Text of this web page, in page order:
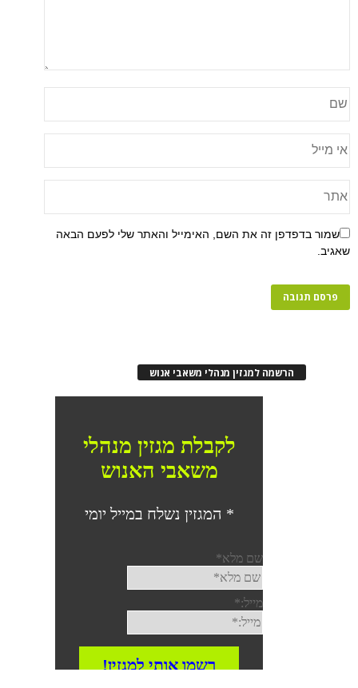
שמור בדפדפן זה את השם, האימייל והאתר שלי לפעם הבאה
שאגיב.
הרשמה למגזין מנהלי משאבי אנוש